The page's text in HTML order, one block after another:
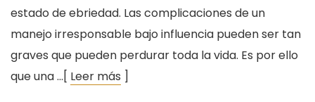
estado de ebriedad. Las complicaciones de un
manejo irresponsable bajo influencia pueden ser tan
graves que pueden perdurar toda la vida. Es por ello
que una …[ Leer más ]